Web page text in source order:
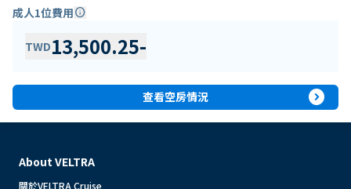
成人1位費用info
TWD13,500.25-
查看空房情況 expand_circle_right
About VELTRA
關於VELTRA Cruise